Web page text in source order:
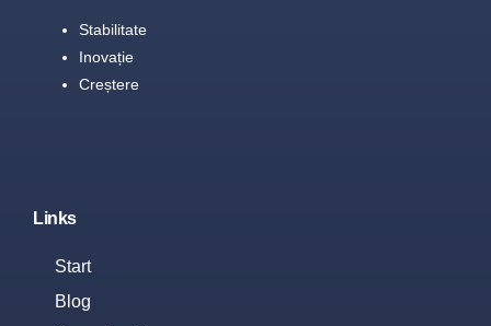
Stabilitate
Inovație
Creștere
Links
Start
Blog